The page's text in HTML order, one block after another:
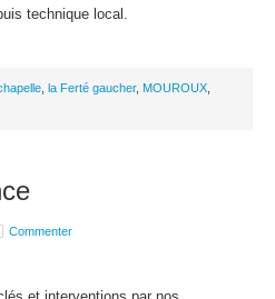
technique local.
la Ferté gaucher, MOUROUX
Commenter